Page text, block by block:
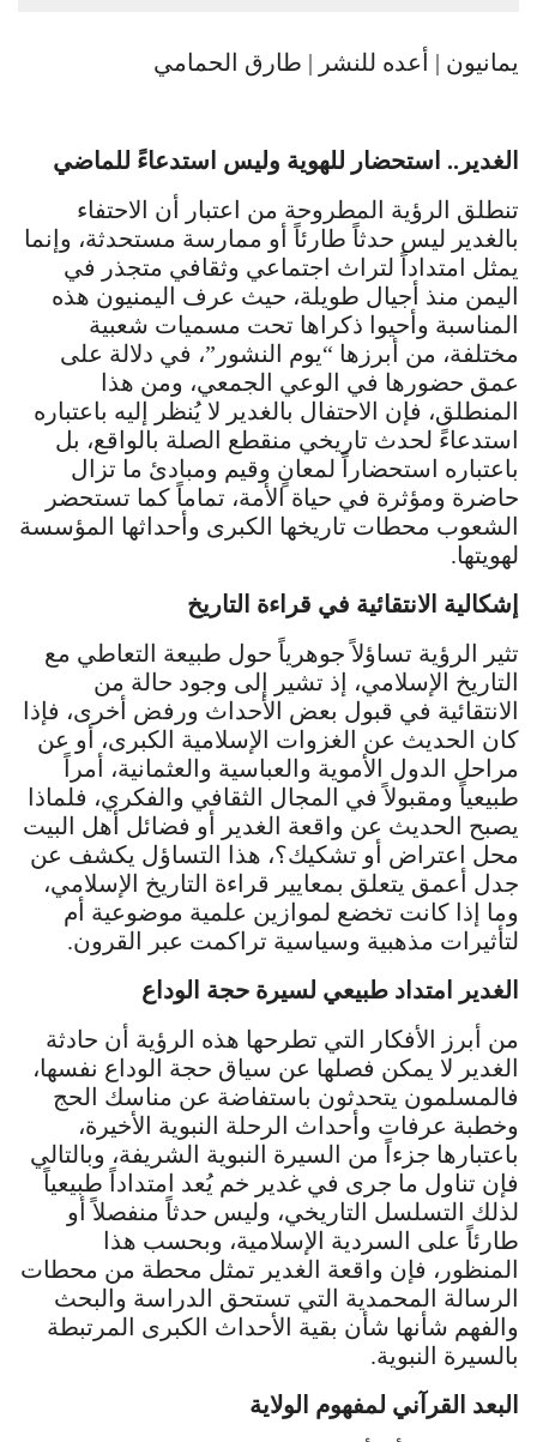
يمانيون | أعده للنشر | طارق الحمامي
الغدير.. استحضار للهوية وليس استدعاءً للماضي
تنطلق الرؤية المطروحة من اعتبار أن الاحتفاء
بالغدير ليس حدثاً طارئاً أو ممارسة مستحدثة، وإنما
يمثل امتداداً لتراث اجتماعي وثقافي متجذر في
اليمن منذ أجيال طويلة، حيث عرف اليمنيون هذه
المناسبة وأحيوا ذكراها تحت مسميات شعبية
مختلفة، من أبرزها “يوم النشور”، في دلالة على
عمق حضورها في الوعي الجمعي، ومن هذا
المنطلق، فإن الاحتفال بالغدير لا يُنظر إليه باعتباره
استدعاءً لحدث تاريخي منقطع الصلة بالواقع، بل
باعتباره استحضاراً لمعانٍ وقيم ومبادئ ما تزال
حاضرة ومؤثرة في حياة الأمة، تماماً كما تستحضر
الشعوب محطات تاريخها الكبرى وأحداثها المؤسسة
لهويتها.
إشكالية الانتقائية في قراءة التاريخ
تثير الرؤية تساؤلاً جوهرياً حول طبيعة التعاطي مع
التاريخ الإسلامي، إذ تشير إلى وجود حالة من
الانتقائية في قبول بعض الأحداث ورفض أخرى، فإذا
كان الحديث عن الغزوات الإسلامية الكبرى، أو عن
مراحل الدول الأموية والعباسية والعثمانية، أمراً
طبيعياً ومقبولاً في المجال الثقافي والفكري، فلماذا
يصبح الحديث عن واقعة الغدير أو فضائل أهل البيت
محل اعتراض أو تشكيك؟، هذا التساؤل يكشف عن
جدل أعمق يتعلق بمعايير قراءة التاريخ الإسلامي،
وما إذا كانت تخضع لموازين علمية موضوعية أم
لتأثيرات مذهبية وسياسية تراكمت عبر القرون.
الغدير امتداد طبيعي لسيرة حجة الوداع
من أبرز الأفكار التي تطرحها هذه الرؤية أن حادثة
الغدير لا يمكن فصلها عن سياق حجة الوداع نفسها،
فالمسلمون يتحدثون باستفاضة عن مناسك الحج
وخطبة عرفات وأحداث الرحلة النبوية الأخيرة،
باعتبارها جزءاً من السيرة النبوية الشريفة، وبالتالي
فإن تناول ما جرى في غدير خم يُعد امتداداً طبيعياً
لذلك التسلسل التاريخي، وليس حدثاً منفصلاً أو
طارئاً على السردية الإسلامية، وبحسب هذا
المنظور، فإن واقعة الغدير تمثل محطة من محطات
الرسالة المحمدية التي تستحق الدراسة والبحث
والفهم شأنها شأن بقية الأحداث الكبرى المرتبطة
بالسيرة النبوية.
البعد القرآني لمفهوم الولاية